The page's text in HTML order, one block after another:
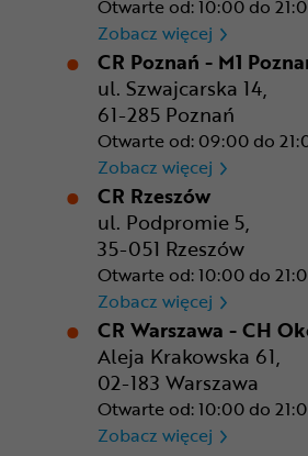
Otwarte od: 10:00 do
Zobacz więcej CR
CR Poznań - M1
ul. Szwajcarska 14,
61-285 Poznań
Otwarte od: 09:00 do
Zobacz więcej CR
CR Rzeszów
ul. Podpromie 5,
35-051 Rzeszów
Otwarte od: 10:00 do
Zobacz więcej CR
CR Warszawa - CH
Aleja Krakowska 61,
02-183 Warszawa
Otwarte od: 10:00 do
Zobacz więcej CR